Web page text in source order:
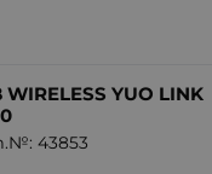
WIRELESS YUO LINK
43853